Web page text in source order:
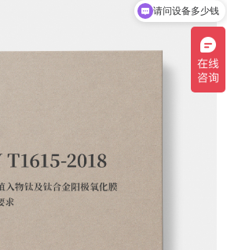
我想咨询阳极氧化设备